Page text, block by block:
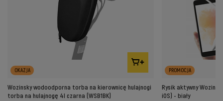
OKAZJA
Wozinsky wodoodporna torba na kierownicę hulajnogi
torba na hulajnogę 4l czarna (WSB1BK)
PROMOCJA
Rysik aktywny
iOS) - biały